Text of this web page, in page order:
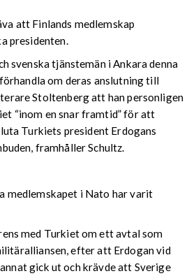
att Finlands medlemskap
presidenten.
svenska tjänstemän i Ankara denna
om deras anslutning till
Stoltenberg att han personligen
“inom en snar framtid” för att
Turkiets president Erdogans
framhåller Schultz.
medlemskapet i Nato har varit
med Turkiet om ett avtal som
efter att Erdogan vid
gick ut och krävde att Sverige